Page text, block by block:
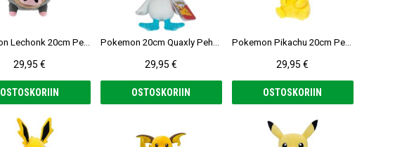
29,95 €
OSTOSKORIIN
29,95 €
OSTOSKORIIN
Pokemon Pikachu 20cm Pehmolelu
29,95 €
OSTOSKORIIN